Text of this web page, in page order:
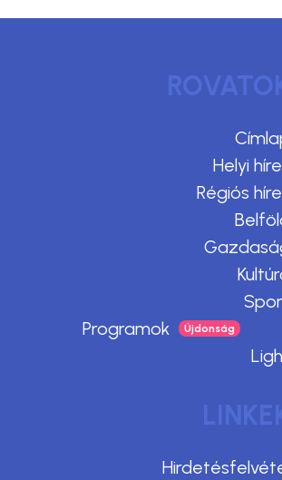
Helyi
Régiós
Programok